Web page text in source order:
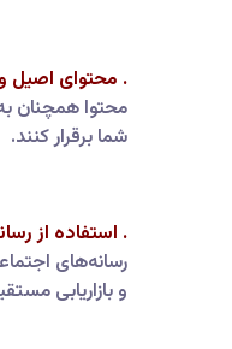
. محتوای اصیل
محتوا همچنان
شما برقرار کنند.
. استفاده از
رسانه‌های
و بازاریابی